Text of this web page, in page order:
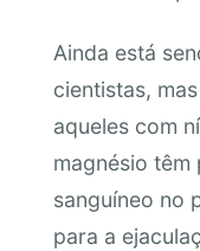
Ainda está
cientistas,
aqueles com
magnésio têm
sanguíneo no
para a